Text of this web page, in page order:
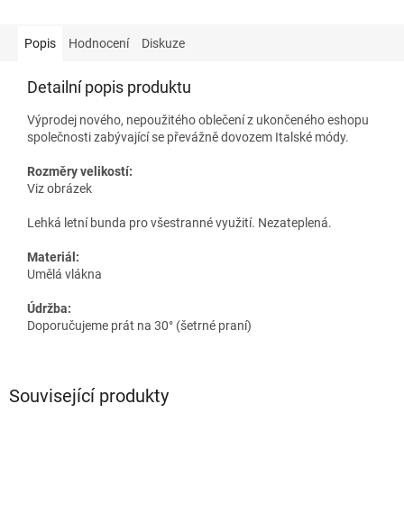
Popis Hodnocení Diskuze
Detailní popis produktu
Výprodej nového, nepoužitého oblečení z ukončeného eshopu
společnosti zabývající se převážně dovozem Italské módy.
Rozměry velikostí:
Viz obrázek
Lehká letní bunda pro všestranné využití. Nezateplená.
Materiál:
Umělá vlákna
Údržba:
Doporučujeme prát na 30° (šetrné praní)
Související produkty